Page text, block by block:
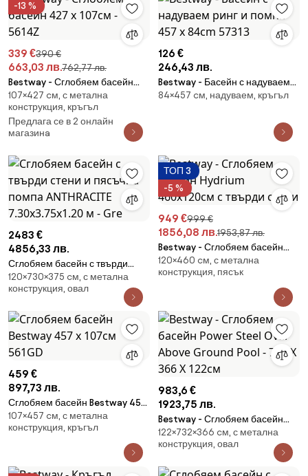
-13 %
339 €390 €
663,03 лв.762,77 лв.
Bestway - Сглобяем басейн
427 х 107см - 5614Z
107×427 cм, с метална
конструкция, кръгъл
Предлага се в 2 онлайн
магазинa
126 €
246,43 лв.
Bestway - Басейн с надуваем
ринг и помпа 457 x 84cm 57313
84×457 cм, надуваем, кръгъл
2483 €
4856,33 лв.
Сглобяем басейн с твърди
стени и пясъчна помпа
ANTHRACITE 7.30x3.75x1.20 м -
120×730×375 cм, с метална
конструкция, овал
ТОП 3
-5 %
949 €999 €
1856,08 лв.1953,87 лв.
Bestway - Сглобяем басейн
Hydrium 460х120см с твърди
стени
120×460 cм, с метална
конструкция, пясък
459 €
897,73 лв.
Сглобяем басейн Bestway 457
х 107см 561GD
107×457 cм, с метална
конструкция, кръгъл
983,6 €
1923,75 лв.
Bestway - Сглобяем басейн
Power Steel Oval Above
Ground Pool - 732 Х 366 Х
122×732×366 cм, с метална
конструкция, овал